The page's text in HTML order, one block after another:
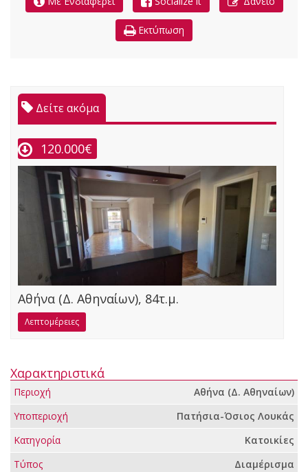
Εκτύπωση
Δείτε ακόμα
120.000€
Αθήνα (Δ. Αθηναίων), 84τ.μ.
Λεπτομέρειες
Χαρακτηριστικά
Περιοχή
Αθήνα (Δ. Αθηναίων)
Υποπεριοχή
Πατήσια-Όσιος Λουκάς
Κατηγορία
Κατοικίες
Τύπος
Διαμέρισμα